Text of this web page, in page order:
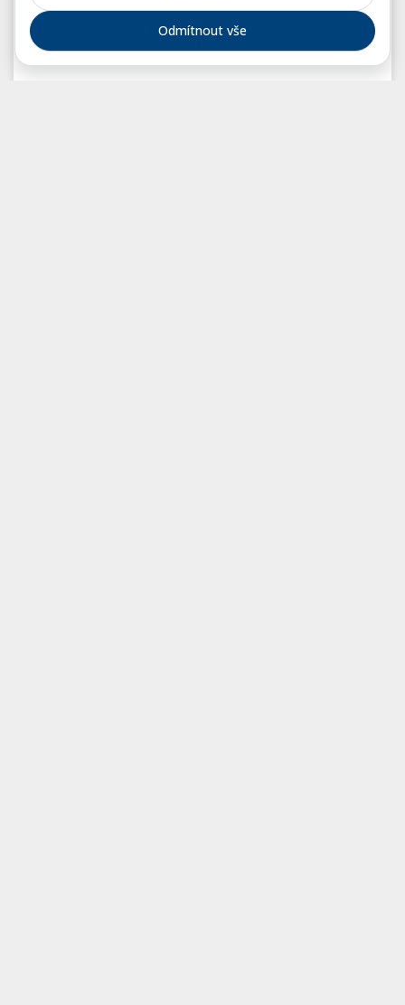
Odmítnout vše